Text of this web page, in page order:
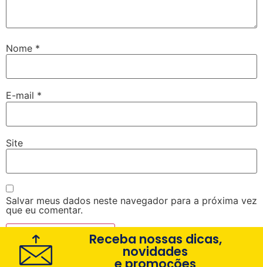
Nome *
E-mail *
Site
Salvar meus dados neste navegador para a próxima vez
que eu comentar.
Receba nossas dicas,
novidades